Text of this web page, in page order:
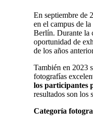
En septiembre de
en el campus de
Berlín. Durante la
oportunidad de
de los años
También en 2023
fotografías
los participantes
resultados son los
Categoría